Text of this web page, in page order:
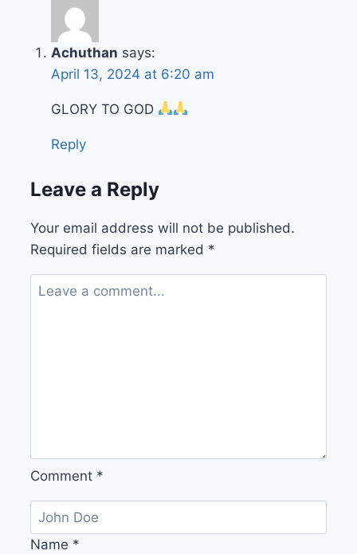
Achuthan says:
April 13, 2024 at 6:20 am
GLORY TO GOD
Reply
Leave a Reply
Your email address will not be published.
Required fields are marked *
Comment *
Name *